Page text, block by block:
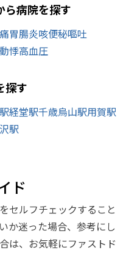
ら病院を探す
胃腸炎咳便秘嘔吐
動悸高血圧
探す
経堂駅千歳烏山駅用賀駅
駅
ド
セルフチェックすること
か迷った場合、参考にし
は、お気軽にファストド